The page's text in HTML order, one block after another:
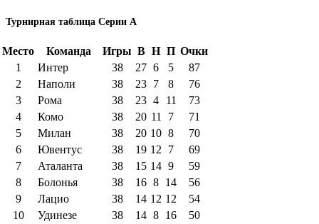
Турнирная таблица Серии А
Место Команда Игры В Н П Очки
1
Интер 38 27 6 5
87
2
Наполи 38 23 7 8
76
3
Рома 38 23 4 11
73
4
Комо 38 20 11 7
71
5
Милан 38 20 10 8
70
6
Ювентус 38 19 12 7
69
7
Аталанта 38 15 14 9
59
8
Болонья 38 16 8 14
56
9
Лацио 38 14 12 12
54
10
Удинезе 38 14 8 16
50